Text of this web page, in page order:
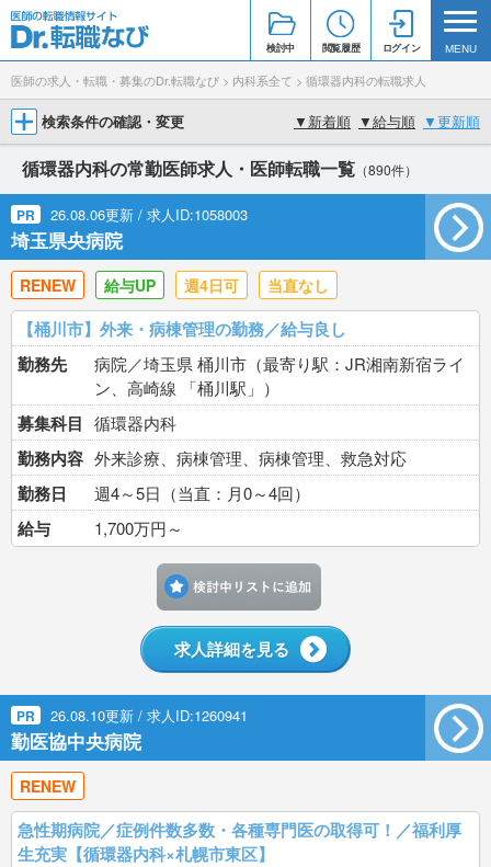
検討中 閲覧履歴 ログイン MENU
医師の求人・転職・募集のDr.転職なび > 内科系全て > 循環器内科の転職求人
検索条件の確認・変更 ▼ 新着順 ▼給与順 ▼更新順
循環器内科の常勤医師求人・医師転職一覧 （890件）
PR 26.08.06更新 / 求人ID:1058003
埼玉県央病院
RENEW 給与UP 週4日可 当直なし
【桶川市】外来・病棟管理の勤務／給与良し
勤務先
病院／埼玉県 桶川市（最寄り駅：JR湘南新宿ライ
ン、高崎線 「桶川駅」）
募集科目 循環器内科
勤務内容 外来診療、病棟管理、病棟管理、救急対応
勤務日 週4～5日（当直：月0～4回）
給与 1,700万円～
求人詳細を見る
PR 26.08.10更新 / 求人ID:1260941
勤医協中央病院
RENEW
急性期病院／症例件数多数・各種専門医の取得可！／福利厚
生充実【循環器内科×札幌市東区】